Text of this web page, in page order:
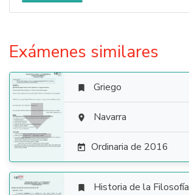
Exámenes similares

 Griego
 Navarra
 Ordinaria de 2016
 Historia de la Filosofía